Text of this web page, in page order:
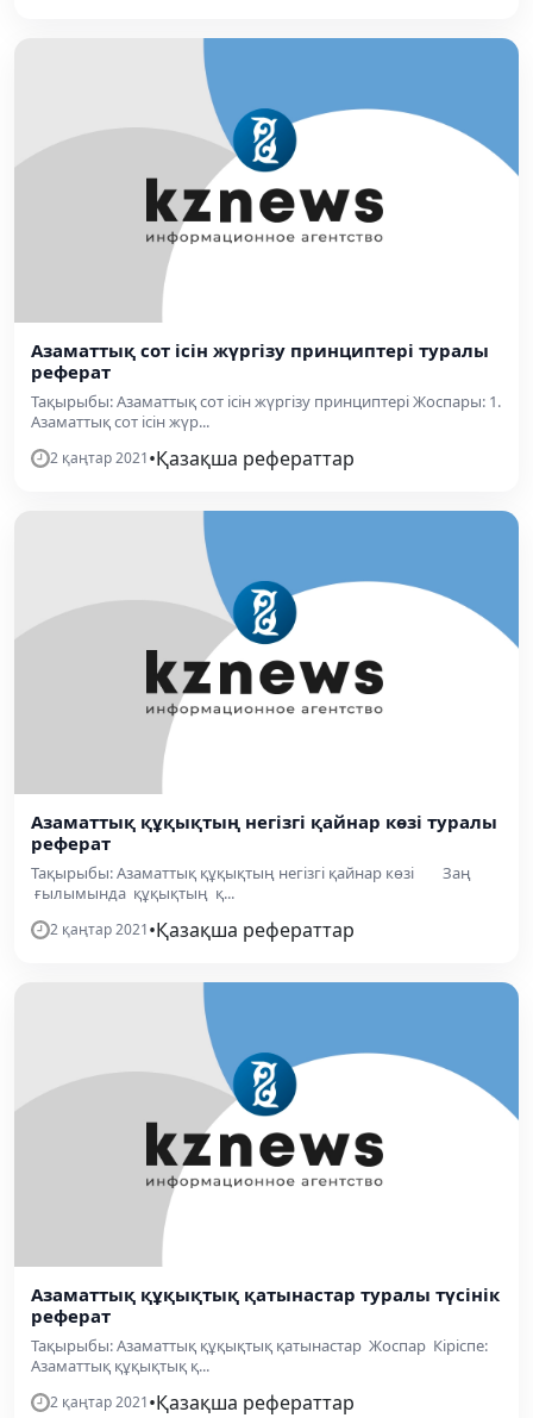
Азаматтық сот ісін жүргізу принциптері туралы
реферат
Тақырыбы: Азаматтық сот ісін жүргізу принциптері Жоспары: 1.
Азаматтық сот ісін жүр...
2 қаңтар 2021•Қазақша рефераттар
Азаматтық құқықтың негізгі қайнар көзі туралы
реферат
Тақырыбы: Азаматтық құқықтың негізгі қайнар көзі Заң
ғылымында құқықтың қ...
2 қаңтар 2021•Қазақша рефераттар
Азаматтық құқықтық қатынастар туралы түсінік
реферат
Тақырыбы: Азаматтық құқықтық қатынастар Жоспар Кіріспе:
Азаматтық құқықтық қ...
2 қаңтар 2021•Қазақша рефераттар